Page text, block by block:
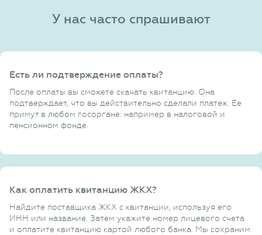
У нас часто спрашивают
Есть ли подтверждение оплаты?
После оплаты вы сможете скачать квитанцию. Она
подтверждает, что вы действительно сделали платеж. Ее
примут в любом госоргане: например в налоговой и
пенсионном фонде.
Как оплатить квитанцию ЖКХ?
Найдите поставщика ЖКХ с квитанции, используя его
ИНН или название. Затем укажите номер лицевого счета
и оплатите квитанцию картой любого банка. Мы сохраним